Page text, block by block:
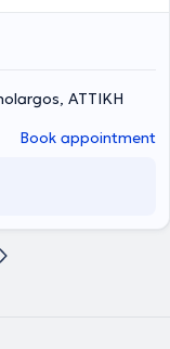
ΑΤΤΙΚΗ
Book appointment